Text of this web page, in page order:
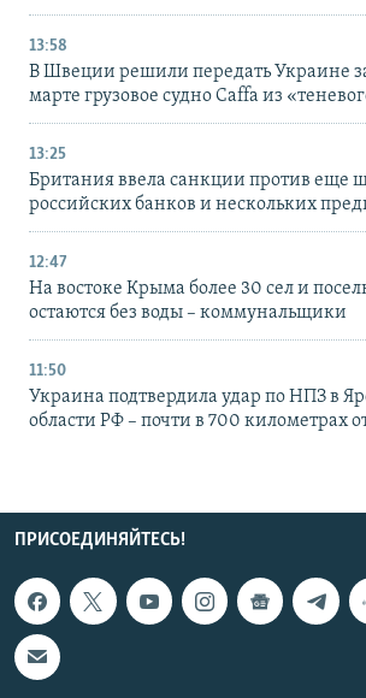
13:58
В Швеции решили передать Украине
марте грузовое судно Caffa из
13:25
Британия ввела санкции против еще
российских банков и нескольких
12:47
На востоке Крыма более 30 сел и
остаются без воды – коммунальщики
11:50
Украина подтвердила удар по НПЗ в
области РФ – почти в 700 километрах
ПРИСОЕДИНЯЙТЕСЬ!